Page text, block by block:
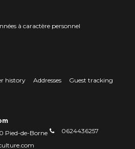
à caractère personnel
history Addresses Guest tracking
Pied-de-Borne
0624436257